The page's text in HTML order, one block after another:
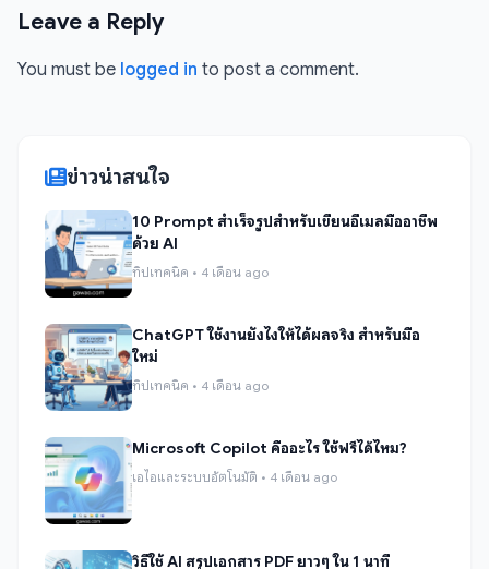
Leave a Reply
You must be logged in to post a comment.
ข่าวน่าสนใจ
10 Prompt สำเร็จรูปสำหรับเขียนอีเมลมืออาชีพ
ด้วย AI
ทิปเทคนิค • 4 เดือน ago
ChatGPT ใช้งานยังไงให้ได้ผลจริง สำหรับมือ
ใหม่
ทิปเทคนิค • 4 เดือน ago
Microsoft Copilot คืออะไร ใช้ฟรีได้ไหม?
เอไอและระบบอัตโนมัติ • 4 เดือน ago
วิธีใช้ AI สรุปเอกสาร PDF ยาวๆ ใน 1 นาที